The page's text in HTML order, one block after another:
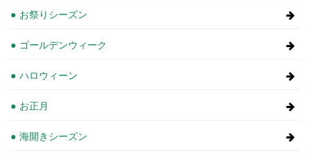
お祭りシーズン
ゴールデンウィーク
ハロウィーン
お正月
海開きシーズン